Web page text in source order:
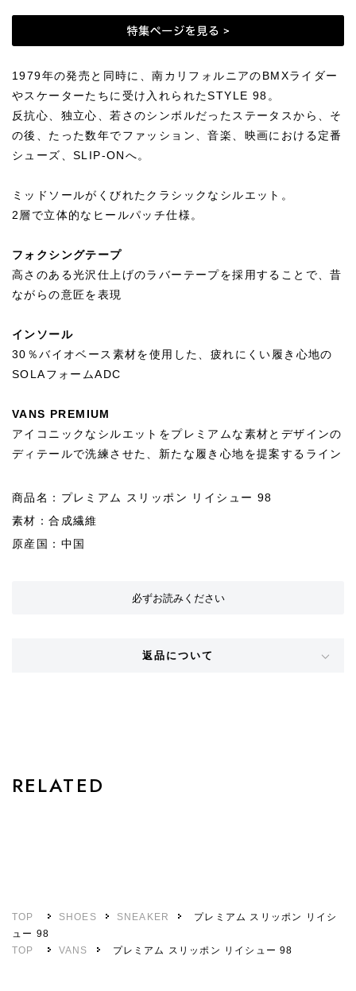
1979年の発売と同時に、南カリフォルニアのBMXライダー
やスケーターたちに受け入れられたSTYLE 98。
反抗心、独立心、若さのシンボルだったステータスから、そ
の後、たった数年でファッション、音楽、映画における定番
シューズ、SLIP-ONへ。
ミッドソールがくびれたクラシックなシルエット。
2層で立体的なヒールパッチ仕様。
フォクシングテープ
高さのある光沢仕上げのラバーテープを採用することで、昔
ながらの意匠を表現
インソール
30％バイオベース素材を使用した、疲れにくい履き心地の
SOLAフォームADC
VANS PREMIUM
アイコニックなシルエットをプレミアムな素材とデザインの
ディテールで洗練させた、新たな履き心地を提案するライン
商品名：プレミアム スリッポン リイシュー 98
素材：合成繊維
原産国：中国
必ずお読みください
返品について
RELATED
TOP SHOES SNEAKER
プレミアム スリッポン リイシ
ュー 98
TOP
VANS プレミアム スリッポン リイシュー 98